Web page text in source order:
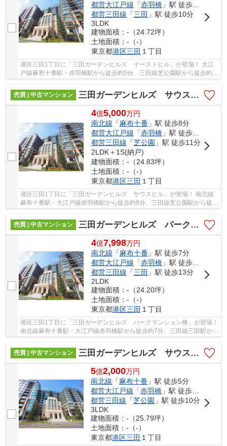
都営大江戸線 「赤羽橋」駅 徒歩5分
都営三田線 「三田 」駅 徒歩10分
3LDK
建物面積：-（24.72坪）
土地面積：-（-）
東京都港区三田 １丁目
港区三田1丁目に「三田ガーデンヒルズ イーストヒル」が登場！ 大江
戸線麻布十番駅・赤羽橋駅から徒歩約5分、三田線芝公園駅から徒歩約
売買 | 中古マンション
三田ガーデンヒルズ サウスヒル
4億5,000万円
南北線 「麻布十番 」駅 徒歩8分
都営大江戸線 「赤羽橋」駅 徒歩8分
都営三田線 「芝公園 」駅 徒歩11分
2LDK＋1S(納戸)
建物面積：-（24.83坪）
土地面積：-（-）
東京都港区三田 １丁目
港区三田1丁目に「三田ガーデンヒルズ サウスヒル」が登場！ 南北線
麻布十番駅・大江戸線赤羽橋駅から徒歩約8分、三田線芝公園駅から徒歩
売買 | 中古マンション
三田ガーデンヒルズ パークマンション棟
4億7,998万円
南北線 「麻布十番 」駅 徒歩7分
都営大江戸線 「赤羽橋」駅 徒歩7分
都営三田線 「三田 」駅 徒歩13分
2LDK
建物面積：-（24.20坪）
土地面積：-（-）
東京都港区三田 １丁目
港区三田1丁目に「三田ガーデンヒルズ パークマンション棟」が登場！
南北線麻布十番駅・大江戸線赤羽橋駅から徒歩約7分、三田線三田駅から
徒歩約13分。 3路線3駅利用可能な大変便利...
売買 | 中古マンション
三田ガーデンヒルズ サウスヒル棟
5億2,000万円
南北線 「麻布十番 」駅 徒歩5分
都営大江戸線 「赤羽橋 」駅 徒歩7分
都営三田線 「芝公園 」駅 徒歩10分
3LDK
建物面積：-（25.79坪）
土地面積：-（-）
東京都港区三田 １丁目